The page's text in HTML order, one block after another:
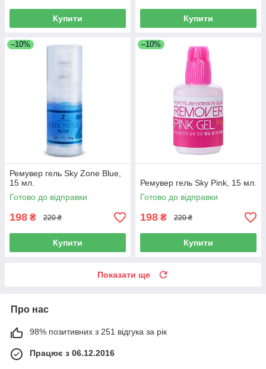
Купити Купити
–10%
Ремувер гель Sky Zone Blue,
15 мл.
Готово до відправки
198 ₴ 220 ₴
Купити
–10%
Ремувер гель Sky Pink, 15 мл.
Готово до відправки
198 ₴ 220 ₴
Купити
Показати ще
Про нас
98% позитивних з 251 відгука за рік
Працює з 06.12.2016